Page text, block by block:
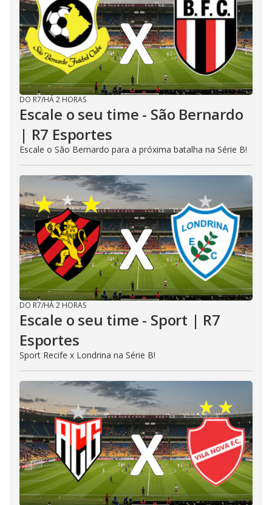
DO R7/HÁ 2 HORAS
Escale o seu time - São Bernardo
| R7 Esportes
Escale o São Bernardo para a próxima batalha na Série B!
DO R7/HÁ 2 HORAS
Escale o seu time - Sport | R7
Esportes
Sport Recife x Londrina na Série B!